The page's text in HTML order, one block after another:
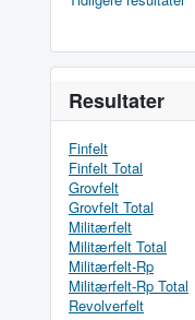
Resultater
Finfelt
Finfelt Total
Grovfelt
Grovfelt Total
Militærfelt
Militærfelt Total
Militærfelt-Rp
Militærfelt-Rp Total
Revolverfelt